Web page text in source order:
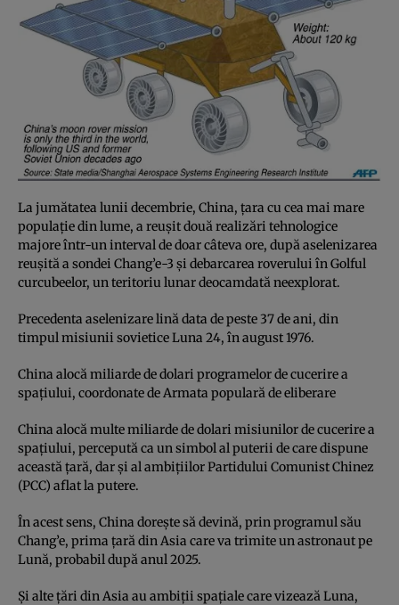
La jumătatea lunii decembrie, China, ţara cu cea mai mare
populaţie din lume, a reuşit două realizări tehnologice
majore într-un interval de doar câteva ore, după aselenizarea
reuşită a sondei Chang’e-3 şi debarcarea roverului în Golful
curcubeelor, un teritoriu lunar deocamdată neexplorat.
Precedenta aselenizare lină data de peste 37 de ani, din
timpul misiunii sovietice Luna 24, în august 1976.
China alocă miliarde de dolari programelor de cucerire a
spaţiului, coordonate de Armata populară de eliberare
China alocă multe miliarde de dolari misiunilor de cucerire a
spaţiului, percepută ca un simbol al puterii de care dispune
această ţară, dar şi al ambiţiilor Partidului Comunist Chinez
(PCC) aflat la putere.
În acest sens, China doreşte să devină, prin programul său
Chang’e, prima ţară din Asia care va trimite un astronaut pe
Lună, probabil după anul 2025.
Şi alte ţări din Asia au ambiţii spaţiale care vizează Luna,